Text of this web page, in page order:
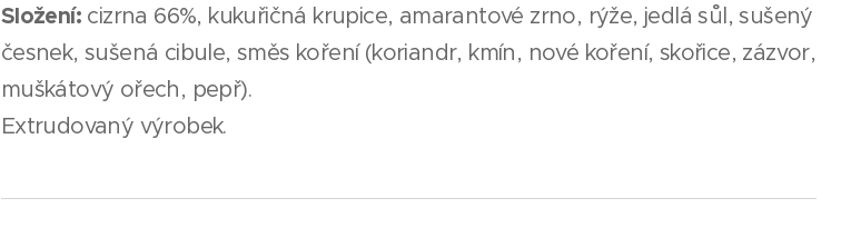
Složení: cizrna 66%, kukuřičná krupice, amarantové zrno, rýže, jedlá sůl, sušený
česnek, sušená cibule, směs koření (koriandr, kmín, nové koření, skořice, zázvor,
muškátový ořech, pepř).
Extrudovaný výrobek.